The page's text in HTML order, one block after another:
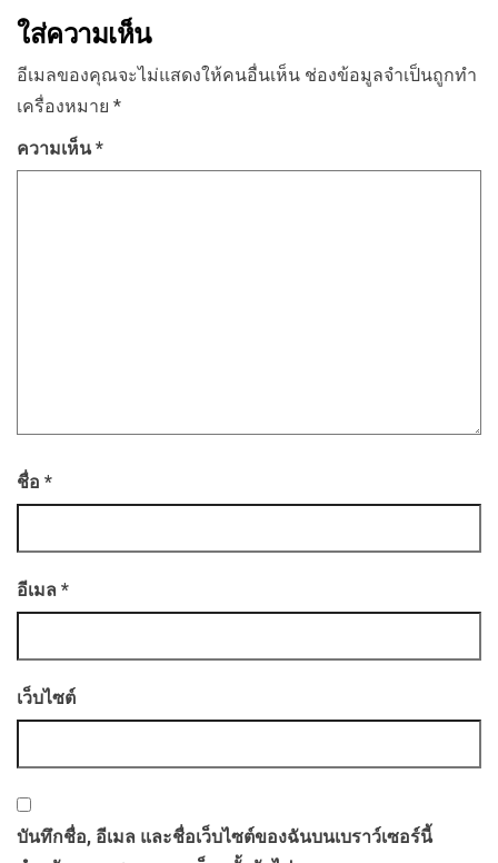
ใส่ความเห็น
อีเมลของคุณจะไม่แสดงให้คนอื่นเห็น ช่องข้อมูลจำเป็นถูกทำ
เครื่องหมาย *
ความเห็น*
ชื่อ *
อีเมล *
เว็บไซต์
บันทึกชื่อ, อีเมล และชื่อเว็บไซต์ของฉันบนเบราว์เซอร์นี้